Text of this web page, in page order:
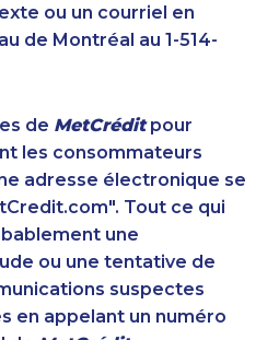
1-902-201-9366
1-250-277-4304
1-780-420-2395
1-587-319-2160
1-250-244-3595
1-587-316-3391
1-647-693-9169
1-778-760-1275
1-587-316-3415
ou un courriel en
de Montréal au 1-514-
de MetCréditpour
les consommateurs
adresse électronique se
Tout ce qui
une
ou une tentative de
suspectes
en appelant un numéro